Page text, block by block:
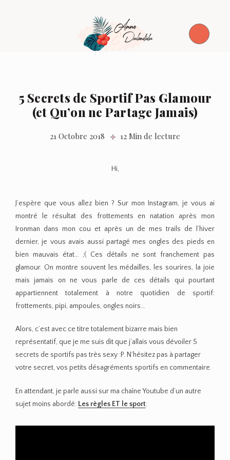
5 Secrets de Sportif Pas Glamour
(et Qu’on ne Partage Jamais)
21 Octobre 2018 12 Min de lecture
Hi,
J’espère que vous allez bien ? Sur mon Instagram, je vous ai
montré le résultat des frottements en natation après mon
Ironman dans mon cou et après un de mes trails de l’hiver
dernier, je vous avais aussi partagé mes ongles des pieds en
bien mauvais état… ;( Ces détails ne sont franchement pas
glamour. On montre souvent les médailles, les sourires, la joie
mais jamais on ne vous parle de ces détails qui pourtant
appartiennent totalement à notre quotidien de sportif:
frottements, pipi, ampoules, ongles noirs…
Alors, c’est avec ce titre totalement bizarre mais bien
représentatif, que je me suis dit que j’allais vous dévoiler 5
secrets de sportifs pas très sexy :P. N’hésitez pas à partager
votre secret, vos petits désagréments sportifs en commentaire.
En attendant, je parle aussi sur ma chaîne Youtube d’un autre
sujet moins abordé: Les règles ET le sport: